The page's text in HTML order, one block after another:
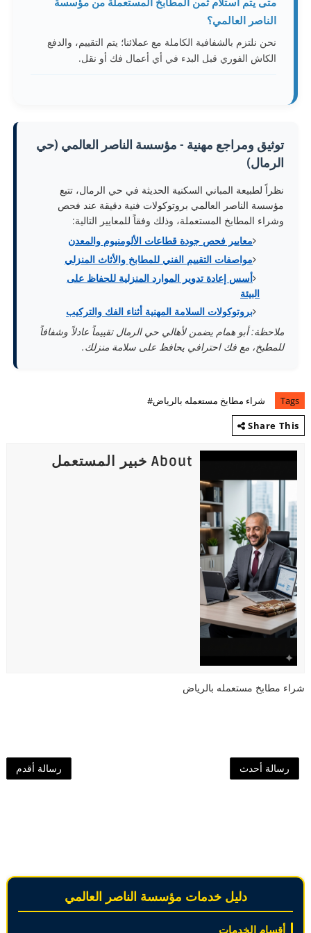
الناصر العالمي؟
نحن نلتزم بالشفافية الكاملة مع عملائنا؛ يتم التقييم، والدفع
الكاش الفوري قبل البدء في أي أعمال فك أو نقل.
توثيق ومراجع مهنية - مؤسسة الناصر العالمي (حي
الرمال)
نظراً لطبيعة المباني السكنية الحديثة في حي الرمال، تتبع
مؤسسة الناصر العالمي بروتوكولات فنية دقيقة عند فحص
وشراء المطابخ المستعملة، وذلك وفقاً للمعايير التالية:
معايير فحص جودة قطاعات الألومنيوم والمعدن
مواصفات التقييم الفني للمطابخ والأثاث المنزلي
أسس إعادة تدوير الموارد المنزلية للحفاظ على
البيئة
بروتوكولات السلامة المهنية أثناء الفك والتركيب
ملاحظة: أبو همام يضمن لأهالي حي الرمال تقييماً عادلاً وشفافاً
للمطبخ، مع فك احترافي يحافظ على سلامة منزلك.
Tags
شراء مطابخ مستعمله بالرياض#
Share This
About خبير المستعمل
شراء مطابخ مستعمله بالرياض
رسالة أحدث رسالة أقدم
دليل خدمات مؤسسة الناصر العالمي
أقسام الخدمات